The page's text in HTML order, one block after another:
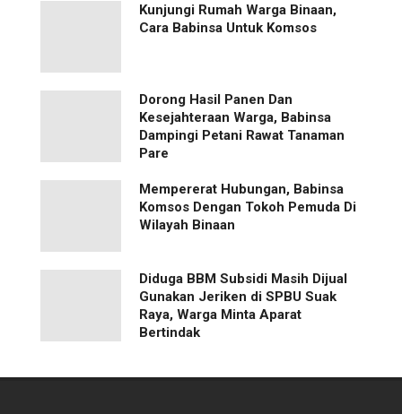
Kunjungi Rumah Warga Binaan,
Cara Babinsa Untuk Komsos
Dorong Hasil Panen Dan
Kesejahteraan Warga, Babinsa
Dampingi Petani Rawat Tanaman
Pare
Mempererat Hubungan, Babinsa
Komsos Dengan Tokoh Pemuda Di
Wilayah Binaan
Diduga BBM Subsidi Masih Dijual
Gunakan Jeriken di SPBU Suak
Raya, Warga Minta Aparat
Bertindak